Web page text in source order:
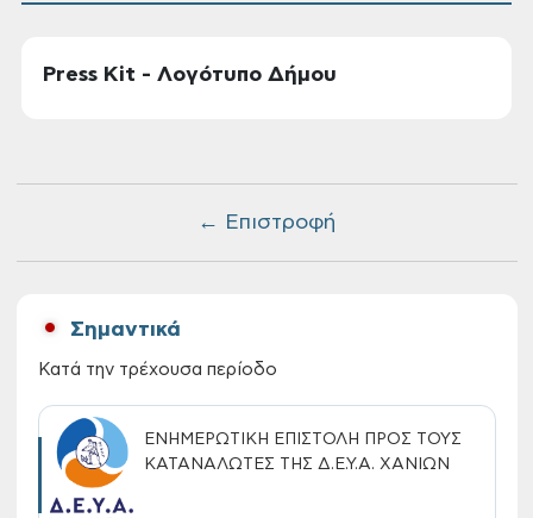
← Επιστροφή
Press Kit - Λογότυπο Δήμου
Σημαντικά
Κατά την τρέχουσα περίοδο
ΕΝΗΜΕΡΩΤΙΚΗ ΕΠΙΣΤΟΛΗ ΠΡΟΣ ΤΟΥΣ
ΚΑΤΑΝΑΛΩΤΕΣ ΤΗΣ Δ.Ε.Υ.Α. ΧΑΝΙΩΝ